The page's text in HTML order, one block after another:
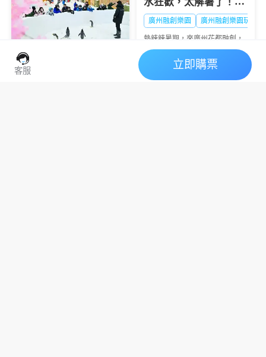
廣州熱雪奇跡2026暑期
大暑熱到融化？
廣州融創樂園 廣州融創樂園玩水
熱辣辣暑期，來廣州花都融創，
西遊天團潑水降溫💦清涼設備暢
玩+沈浸好戲登場🎭夏日快樂，
一鍵打包👇
客服
立即購票